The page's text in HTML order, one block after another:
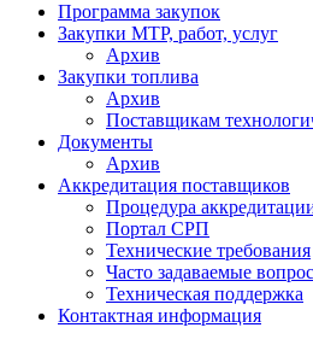
Программа закупок
Закупки МТР, работ, услуг
Архив
Закупки топлива
Архив
Поставщикам
Документы
Архив
Аккредитация поставщиков
Процедура
Портал СРП
Технические требования
Часто задаваемые
Техническая поддержка
Контактная информация